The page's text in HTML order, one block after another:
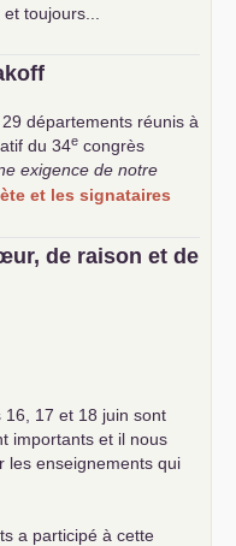
toujours...
départements réunis à
du 34e congrès
exigence de notre
et les signataires
de raison et de
16, 17 et 18 juin sont
importants et il nous
les enseignements qui
a participé à cette